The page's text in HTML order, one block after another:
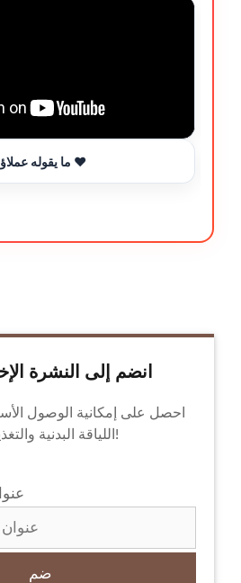
ما يقوله عملاؤنا ❤️
انضم إلى النشرة
احصل على إمكانية الوصول
اللياقة البدنية والتغذية لدينا!